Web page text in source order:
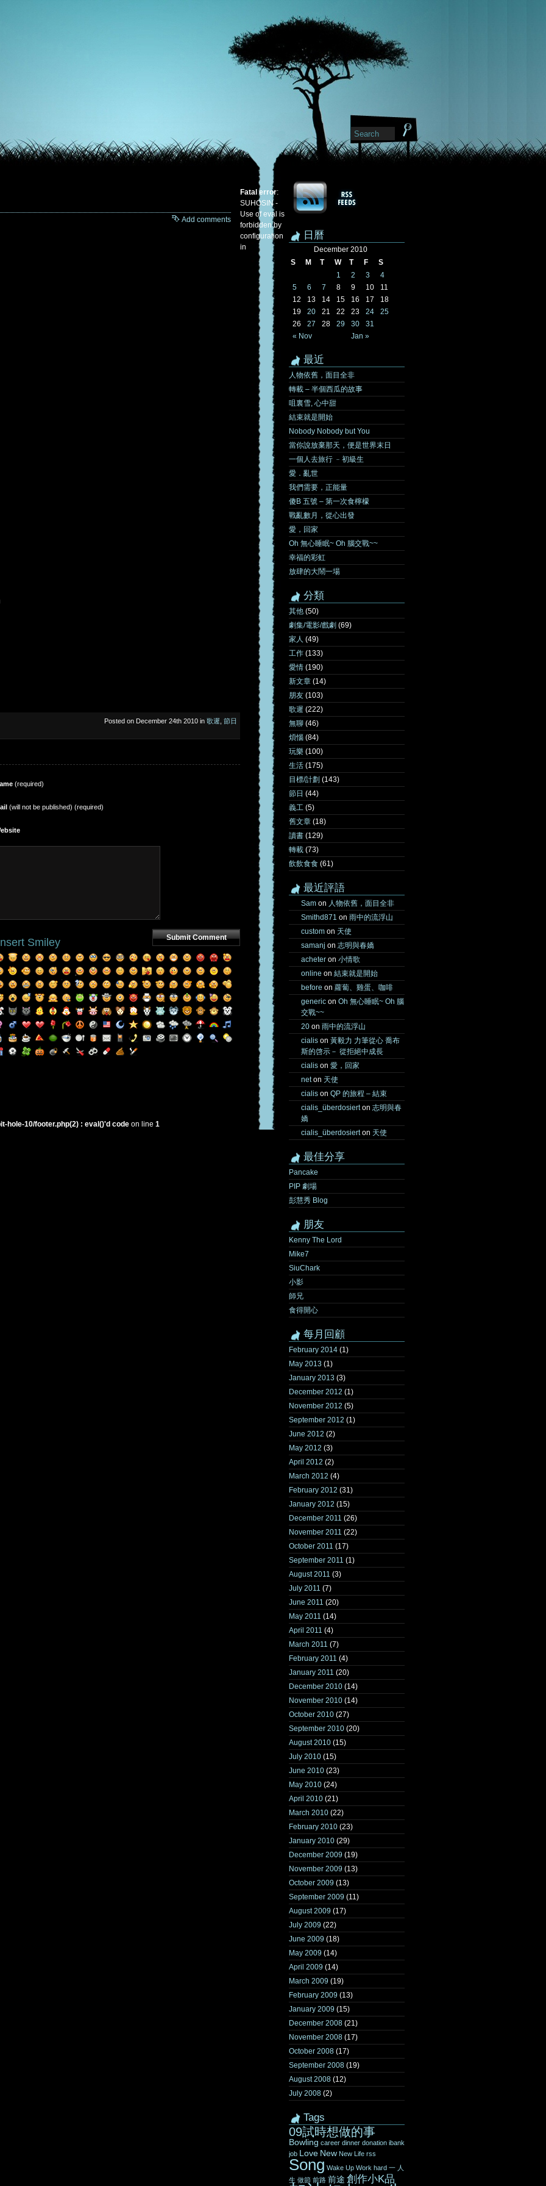
Add comments
Posted on December 24th 2010 in 歌遲 節日
(required)
(will not be published) (required)
Smiley
日曆
December 2010
S
M T W T F S
« Nov Jan »
1 2 3
4
5
6 7 8 9 10
11
12
13 14 15 16 17
18
19
20 21 22 23 24
25
26
27 28 29 30 31
最近
人物依舊，面目全非
轉載 – 半個西瓜的故事
咀裏雪, 心中甜
結束就是開始
Nobody Nobody but You
當你說放棄那天，便是世界末日
一個人去旅行 ﹣初級生
愛．亂世
我們需要，正能量
傻B 五號 – 第一次食檸檬
戰亂數月，從心出發
愛，回家
Oh 無心睡眠~ Oh 腦交戰~~
幸福的彩虹
放肆的大鬧一場
分類
其他 (50)
劇集/電影/戲劇 (69)
家人 (49)
工作 (133)
愛情 (190)
新文章 (14)
朋友 (103)
歌遲 (222)
無聊 (46)
煩惱 (84)
玩樂 (100)
生活 (175)
目標/計劃 (143)
節日 (44)
義工 (5)
舊文章 (18)
讀書 (129)
轉載 (73)
飲飲食食 (61)
最近評語
Sam on 人物依舊，面目全非
Smithd871 on 雨中的流浮山
custom on 天使
samanj on 志明與春嬌
acheter on 小情歌
online on 結束就是開始
before on 蘿蔔、雞蛋、咖啡
generic on Oh 無心睡眠~ Oh 腦
交戰~~
20 on 雨中的流浮山
cialis on 黃毅力 力筆從心 喬布
斯的啓示－ 從拒絕中成長
cialis on 愛，回家
neton 天使
cialis on QP 的旅程 – 結束
cialis_überdosierton 志明與春
嬌
cialis_überdosierton 天使
最佳分享
Pancake
PIP 劇場
彭慧秀 Blog
朋友
Kenny The Lord
Mike7
SiuChark
小影
師兄
食得開心
每月回顧
February 2014 (1)
May 2013 (1)
January 2013 (3)
December 2012 (1)
November 2012 (5)
September 2012 (1)
June 2012 (2)
May 2012 (3)
April 2012 (2)
March 2012 (4)
February 2012 (31)
January 2012 (15)
December 2011 (26)
November 2011 (22)
October 2011 (17)
September 2011 (1)
August 2011 (3)
July 2011 (7)
June 2011 (20)
May 2011 (14)
April 2011 (4)
March 2011 (7)
February 2011 (4)
January 2011 (20)
December 2010 (14)
November 2010 (14)
October 2010 (27)
September 2010 (20)
August 2010 (15)
July 2010 (15)
June 2010 (23)
May 2010 (24)
April 2010 (21)
March 2010 (22)
February 2010 (23)
January 2010 (29)
December 2009 (19)
November 2009 (13)
October 2009 (13)
September 2009 (11)
August 2009 (17)
July 2009 (22)
June 2009 (18)
May 2009 (14)
April 2009 (14)
March 2009 (19)
February 2009 (13)
January 2009 (15)
December 2008 (21)
November 2008 (17)
October 2008 (17)
September 2008 (19)
August 2008 (12)
July 2008 (2)
Tags
09試時想做的事
Bowling career dinner donation ibank
job Love New New Life rss
Song Wake Up Work hard 一 人
生 做節 前路 前途 創作小K品
Fatal error:
SUHOSIN -
Use of eval is
forbidden by
configuration
in
hole-10/footer.php(2) : eval()'d code on line 1